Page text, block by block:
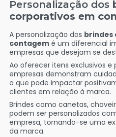
Personalização dos
corporativos em
A personalização dos brindes
contagem é um diferencial
empresas que desejam se
Ao oferecer itens exclusivos e
empresas demonstram
o que pode impactar
clientes em relação à marca.
Brindes como canetas,
podem ser personalizados
empresa, tornando-se uma
da marca.